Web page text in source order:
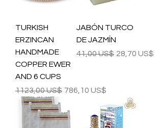
TURKISH
ERZINCAN
HANDMADE
COPPER EWER
AND 6 CUPS
Precio
1123,00 US$ Precio de oferta
786,10 US$
JABÓN TURCO
DE JAZMÍN
Precio
41,00 US$ Precio de
28,70 US$